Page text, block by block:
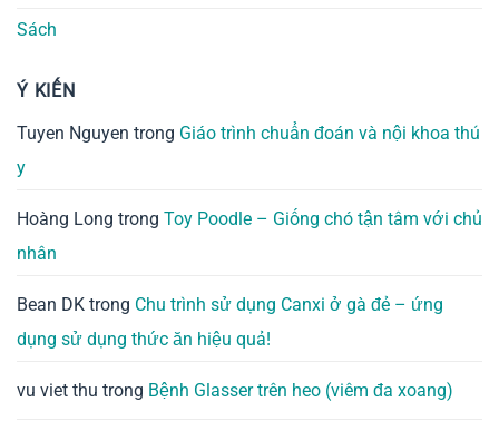
Sách
Ý KIẾN
Tuyen Nguyen trong Giáo trình chuẩn đoán và nội khoa thú
y
Hoàng Long trong Toy Poodle – Giống chó tận tâm với chủ
nhân
Bean DK trong Chu trình sử dụng Canxi ở gà đẻ – ứng
dụng sử dụng thức ăn hiệu quả!
vu viet thu trong Bệnh Glasser trên heo (viêm đa xoang)